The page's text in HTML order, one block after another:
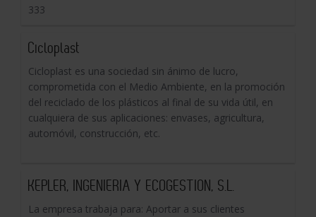
333
Cicloplast
Cicloplast es una sociedad sin ánimo de lucro,
comprometida con el Medio Ambiente, en la promoción
del reciclado de los plásticos al final de su vida útil, en
cualquiera de sus aplicaciones: envases, agricultura,
automóvil, construcción, etc.
KEPLER, INGENIERIA Y ECOGESTION, S.L.
La empresa trabaja para: Aportar a sus clientes